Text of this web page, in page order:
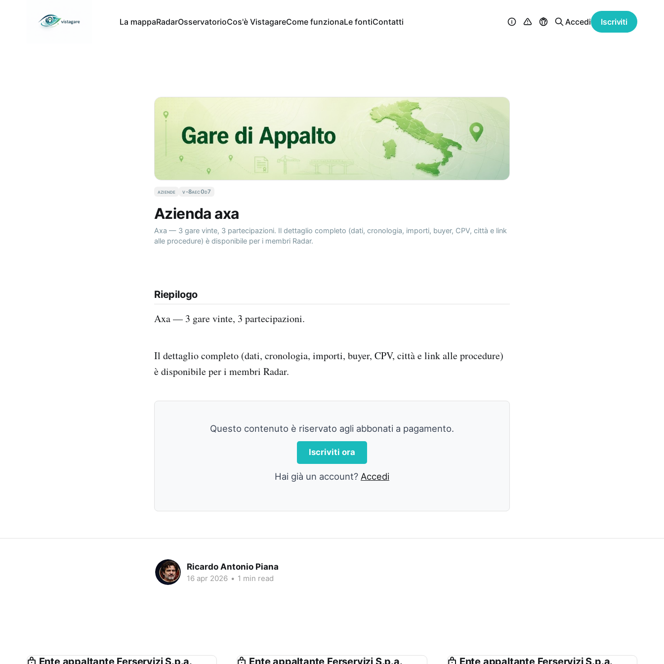
La mappaRadarOsservatorioCos'è VistagareCome funzionaLe fontiContatti Accedi Iscriviti
aziende v-8aec0d7
Azienda axa
Axa — 3 gare vinte, 3 partecipazioni. Il dettaglio completo (dati, cronologia, importi, buyer, CPV, città e link
alle procedure) è disponibile per i membri Radar.
Riepilogo
Axa — 3 gare vinte, 3 partecipazioni.
Il dettaglio completo (dati, cronologia, importi, buyer, CPV, città e link alle procedure)
è disponibile per i membri Radar.
Questo contenuto è riservato agli abbonati a pagamento.
Iscriviti ora
Hai già un account? Accedi
Ricardo Antonio Piana
16 apr 2026 • 1 min read
Ente appaltante Ferservizi S.p.a. Ente appaltante Ferservizi S.p.a. Ente appaltante Ferservizi S.p.a.